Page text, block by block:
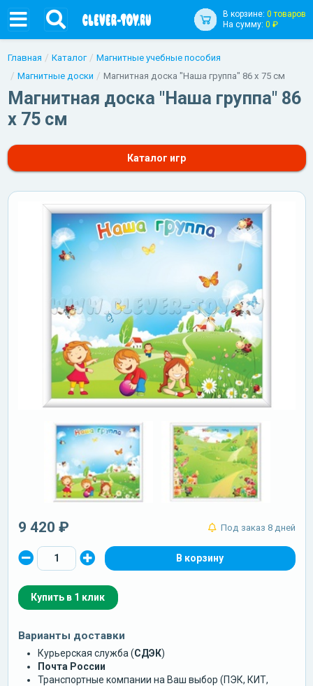
В корзине: 0 товаров
На сумму: 0 ₽
Главная Каталог
Магнитные учебные пособия
Магнитные доски
Магнитная доска "Наша группа" 86 х 75 см
Магнитная доска "Наша группа" 86
х 75 см
Каталог игр
9 420 ₽ Под заказ 8 дней
Купить в 1 клик
Варианты доставки
Курьерская служба (СДЭК)
Почта России
Транспортные компании на Ваш выбор (ПЭК, КИТ,